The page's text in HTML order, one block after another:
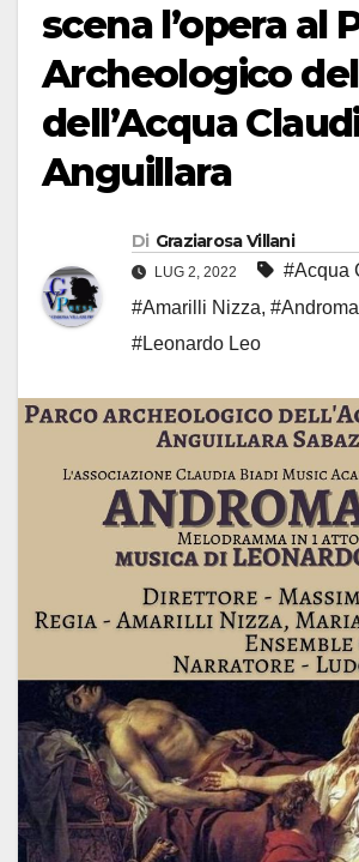
scena l’opera al
Archeologico
dell’Acqua
Anguillara
Di Graziarosa Villani
LUG 2, 2022 #Acqua
#Amarilli Nizza,
#Leonardo Leo